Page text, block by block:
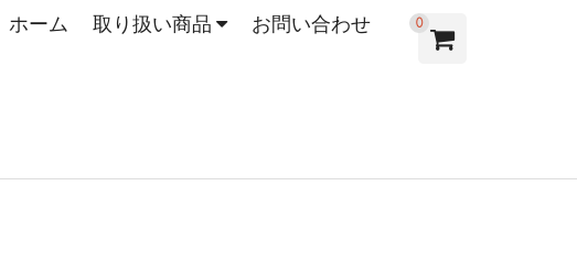
0
ホーム 取り扱い商品 お問い合わせ